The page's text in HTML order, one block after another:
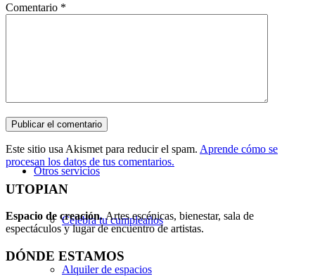
Música
Otros servicios
Celebra tu cumpleaños
Alquiler de espacios
Comentario *
Este sitio usa Akismet para reducir el spam. Aprende cómo se
procesan los datos de tus comentarios.
UTOPIAN
Espacio de creación.Artes escénicas, bienestar, sala de
espectáculos y lugar de encuentro de artistas.
DÓNDE ESTAMOS